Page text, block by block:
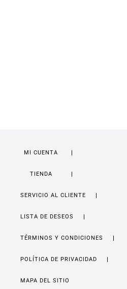
MI CUENTA
TIENDA
SERVICIO AL CLIENTE
LISTA DE DESEOS
TÉRMINOS Y CONDICIONES
POLÍTICA DE PRIVACIDAD
MAPA DEL SITIO